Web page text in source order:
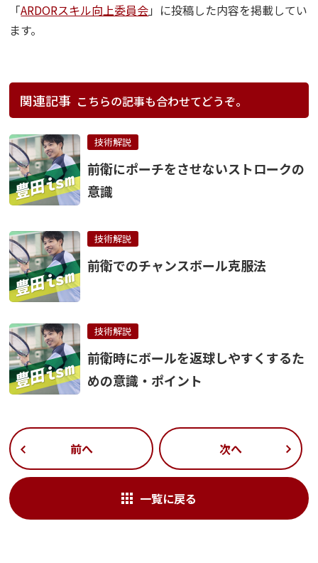
「ARDORスキル向上委員会」に投稿した内容を掲載してい
ます。
関連記事 こちらの記事も合わせてどうぞ。
技術解説
前衛にポーチをさせないストロークの
意識
技術解説
前衛でのチャンスボール克服法
技術解説
前衛時にボールを返球しやすくするた
めの意識・ポイント
前へ
一覧に戻る
次へ